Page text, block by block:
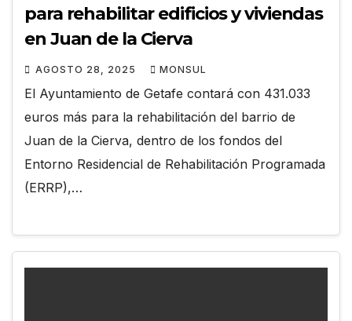
para rehabilitar edificios y viviendas
en Juan de la Cierva
AGOSTO 28, 2025 MONSUL
El Ayuntamiento de Getafe contará con 431.033
euros más para la rehabilitación del barrio de
Juan de la Cierva, dentro de los fondos del
Entorno Residencial de Rehabilitación Programada
(ERRP),…